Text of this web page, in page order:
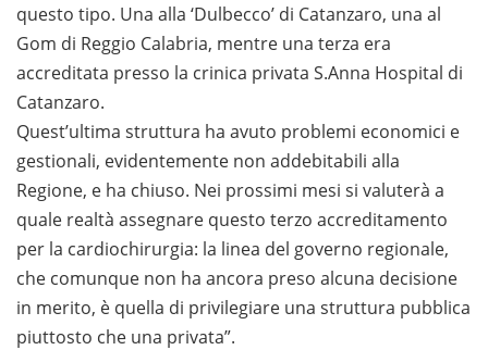
questo tipo. Una alla ‘Dulbecco’ di Catanzaro, una al
Gom di Reggio Calabria, mentre una terza era
accreditata presso la crinica privata S.Anna Hospital di
Catanzaro.
Quest’ultima struttura ha avuto problemi economici e
gestionali, evidentemente non addebitabili alla
Regione, e ha chiuso. Nei prossimi mesi si valuterà a
quale realtà assegnare questo terzo accreditamento
per la cardiochirurgia: la linea del governo regionale,
che comunque non ha ancora preso alcuna decisione
in merito, è quella di privilegiare una struttura pubblica
piuttosto che una privata”.